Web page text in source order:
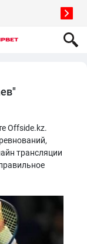
Offside.kz.
трансляции